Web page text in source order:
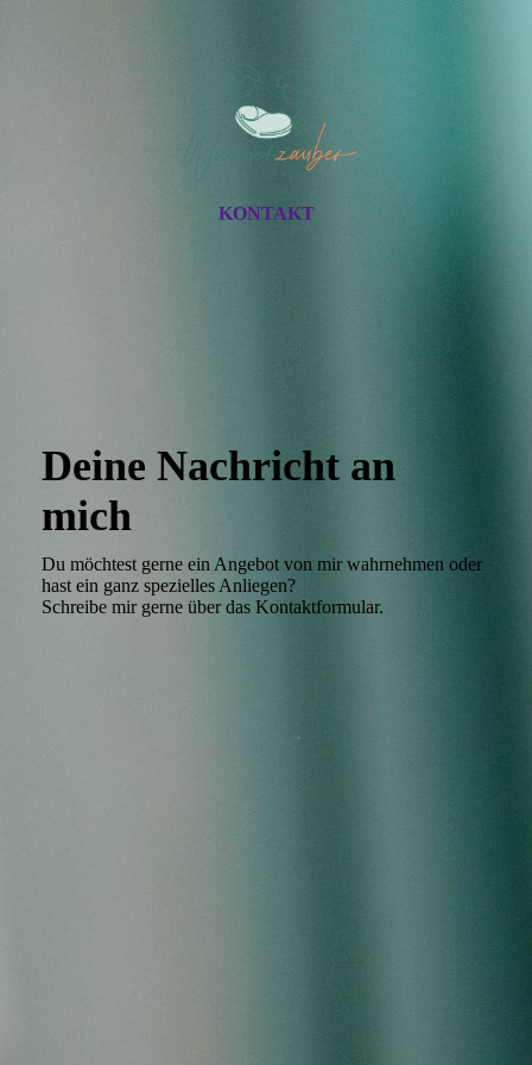
KONTAKT
Deine Nachricht an
mich
Du möchtest gerne ein Angebot von mir wahrnehmen oder
hast ein ganz spezielles Anliegen?
Schreibe mir gerne über das Kontaktformular.